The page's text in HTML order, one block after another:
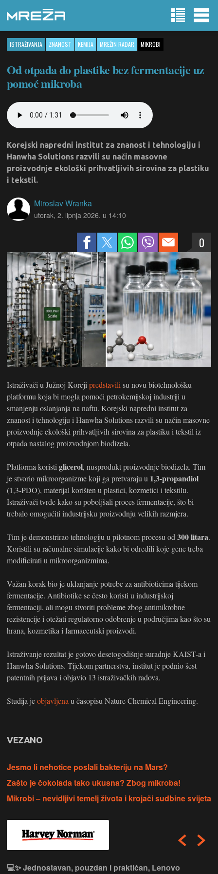
ISTRAŽIVANJA ZNANOST KEMIJA MREŽIN RADAR MIKROBI
Od otpada do plastike bez fermentacije uz
pomoć mikroba
Korejski napredni institut za znanost i tehnologiju i
Hanwha Solutions razvili su način masovne
proizvodnje ekološki prihvatljivih sirovina za plastiku
i tekstil.
Miroslav Wranka
utorak, 2. lipnja 2026. u 14:10
0
Istraživači u Južnoj Korejipredstavilisu novu biotehnološku
platformu koja bi mogla pomoći petrokemijskoj industriji u
smanjenju oslanjanja na naftu. Korejski napredni institut za
znanost i tehnologiju i Hanwha Solutions razvili su način masovne
proizvodnje ekološki prihvatljivih sirovina za plastiku i tekstil iz
otpada nastalog proizvodnjom biodizela.
Platforma koristiglicerol, nusprodukt proizvodnje biodizela. Tim
je stvorio mikroorganizme koji ga pretvaraju u 1,3-propandiol
(1,3-PDO), materijal korišten u plastici, kozmetici i tekstilu.
Istraživači tvrde kako su poboljšali proces fermentacije, što bi
trebalo omogućiti industrijsku proizvodnju velikih razmjera.
Tim je demonstrirao tehnologiju u pilotnom procesu od300 litara.
Koristili su računalne simulacije kako bi odredili koje gene treba
modificirati u mikroorganizmima.
Važan korak bio je uklanjanje potrebe za antibioticima tijekom
fermentacije. Antibiotike se često koristi u industrijskoj
fermentaciji, ali mogu stvoriti probleme zbog antimikrobne
rezistencije i otežati regulatorno odobrenje u područjima kao što su
hrana, kozmetika i farmaceutski proizvodi.
Istraživanje rezultat je gotovo desetogodišnje suradnje KAIST-a i
Hanwha Solutions. Tijekom partnerstva, institut je podnio šest
patentnih prijava i objavio 13 istraživačkih radova.
Studija jeobjavljenau časopisu Nature Chemical Engineering.
VEZANO
Jesmo li nehotice poslali bakteriju na Mars?
Zašto je čokolada tako ukusna? Zbog mikroba!
Mikrobi – nevidljivi temelj života i krojači sudbine svijeta
💻✨ Jednostavan, pouzdan i praktičan, Lenovo